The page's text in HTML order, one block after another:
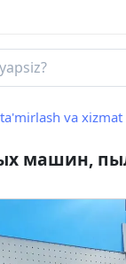
va
машин,